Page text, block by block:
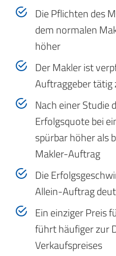
Die Pflichten des
dem normalen
höher
Der Makler ist
Auftraggeber tätig
Nach einer Studie
Erfolgsquote bei
spürbar höher als
Makler-Auftrag
Die
Allein-Auftrag
Ein einziger Preis
führt häufiger zur
Verkaufspreises